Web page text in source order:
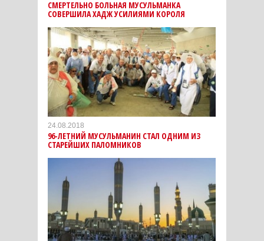
СМЕРТЕЛЬНО БОЛЬНАЯ МУСУЛЬМАНКА
СОВЕРШИЛА ХАДЖ УСИЛИЯМИ КОРОЛЯ
24.08.2018
96-ЛЕТНИЙ МУСУЛЬМАНИН СТАЛ ОДНИМ ИЗ
СТАРЕЙШИХ ПАЛОМНИКОВ